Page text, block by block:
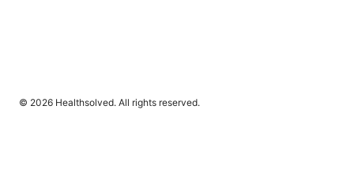
© 2026 Healthsolved. All rights reserved.